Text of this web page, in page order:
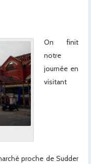
On finit
notre
journée en
visitant
proche de Sudder